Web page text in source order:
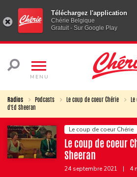
Téléchargez l'application
Chérie Belgique
Gratuit - Sur Google Play
MENU
Radios Podcasts Le coup de coeur Chérie
d'Ed Sheeran
Le coup de coeur Chérie
Le coup de coeur
Sheeran
24 septembre 2021 | 4